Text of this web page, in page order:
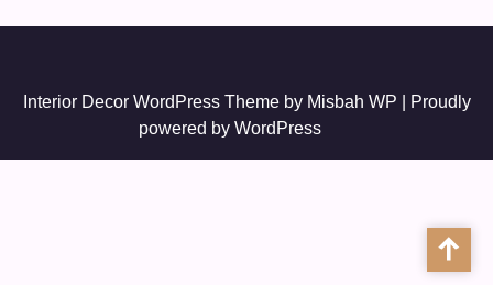
Interior Decor WordPress Theme by Misbah WP
| Proudly
powered by WordPress